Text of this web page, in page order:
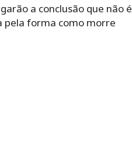
a conclusão que não é
pela forma como morre